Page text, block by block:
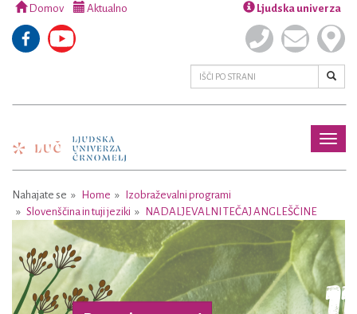
Domov Aktualno Ljudska univerza
Nahajate se Home
Izobraževalni programi
Slovenščina in tuji jeziki
NADALJEVALNI TEČAJ ANGLEŠČINE
Previous Next